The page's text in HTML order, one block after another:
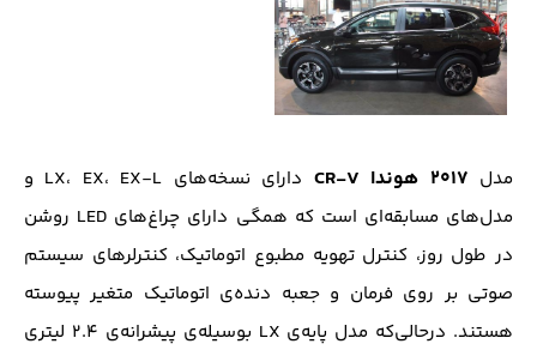
مدل ۲۰۱۷ هوندا CR-V
دارای نسخه‌های LX، EX، EX-L و
مدل‌های مسابقه‌ای است که همگی دارای چراغ‌های LED روشن
در طول روز، کنترل تهویه مطبوع اتوماتیک، کنترلرهای سیستم
صوتی بر روی فرمان و جعبه دنده‌ی اتوماتیک متغیر پیوسته
هستند. درحالی‌که مدل پایه‌ی LX بوسیله‌ی پیشرانه‌ی ۲.۴ لیتری